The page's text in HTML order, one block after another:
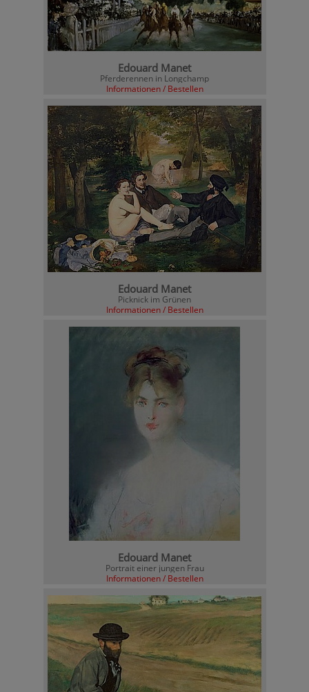
Edouard Manet
Pferderennen in Longchamp
Informationen / Bestellen
Edouard Manet
Picknick im Grünen
Informationen / Bestellen
Edouard Manet
Portrait einer jungen Frau
Informationen / Bestellen